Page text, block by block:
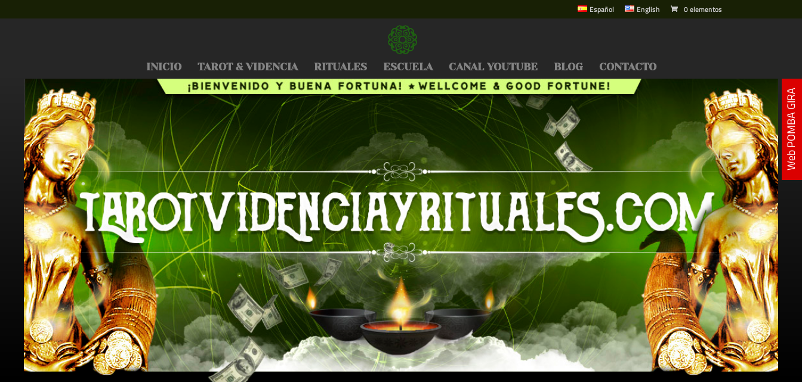
Español English 0 elementos
INICIO TAROT & VIDENCIA RITUALES ESCUELA CANAL YOUTUBE BLOG CONTACTO
Web POMBA GIRA